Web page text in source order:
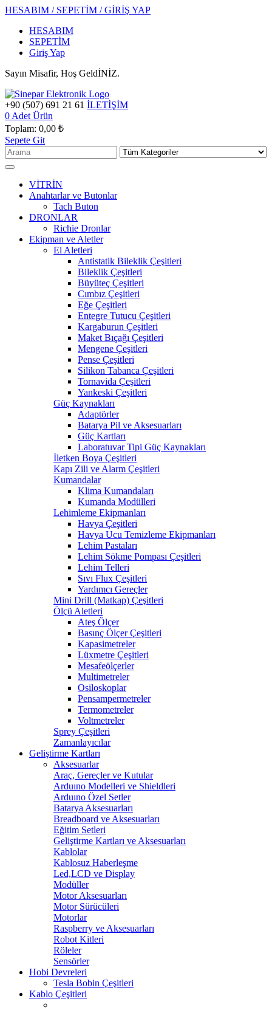
HESABIM / SEPETİM / GİRİŞ YAP
HESABIM
SEPETİM
Giriş Yap
Sayın Misafir, Hoş GeldİNİZ.
+90 (507) 691 21 61 İLETİŞİM
0 Adet Ürün
Toplam: 0,00 ₺
Sepete Git
VİTRİN
Anahtarlar ve Butonlar
Tach Buton
DRONLAR
Richie Dronlar
Ekipman ve Aletler
El Aletleri
Antistatik Bileklik Çeşitleri
Bileklik Çeşitleri
Büyüteç Çeşitleri
Cımbız Çeşitleri
Eğe Çeşitleri
Entegre Tutucu Çeşitleri
Kargaburun Çeşitleri
Maket Bıçağı Çeşitleri
Mengene Çeşitleri
Pense Çeşitleri
Silikon Tabanca Çeşitleri
Tornavida Çeşitleri
Yankeski Çeşitleri
Güç Kaynakları
Adaptörler
Batarya Pil ve Aksesuarları
Güç Kartları
Laboratuvar Tipi Güç Kaynakları
İletken Boya Çeşitleri
Kapı Zili ve Alarm Çeşitleri
Kumandalar
Klima Kumandaları
Kumanda Modülleri
Lehimleme Ekipmanları
Havya Çeşitleri
Havya Ucu Temizleme Ekipmanları
Lehim Pastaları
Lehim Sökme Pompası Çeşitleri
Lehim Telleri
Sıvı Flux Çeşitleri
Yardımcı Gereçler
Mini Drill (Matkap) Çeşitleri
Ölçü Aletleri
Ateş Ölçer
Basınç Ölçer Çeşitleri
Kapasimetreler
Lüxmetre Çeşitleri
Mesafeölçerler
Multimetreler
Osiloskoplar
Pensampermetreler
Termometreler
Voltmetreler
Sprey Çeşitleri
Zamanlayıcılar
Geliştirme Kartları
Aksesuarlar
Araç, Gereçler ve Kutular
Arduıno Modelleri ve Shieldleri
Arduıno Özel Setler
Batarya Aksesuarları
Breadboard ve Aksesuarları
Eğitim Setleri
Geliştirme Kartları ve Aksesuarları
Kablolar
Kablosuz Haberleşme
Led,LCD ve Display
Modüller
Motor Aksesuarları
Motor Sürücüleri
Motorlar
Raspberry ve Aksesuarları
Robot Kitleri
Röleler
Sensörler
Hobi Devreleri
Tesla Bobin Çeşitleri
Kablo Çeşitleri